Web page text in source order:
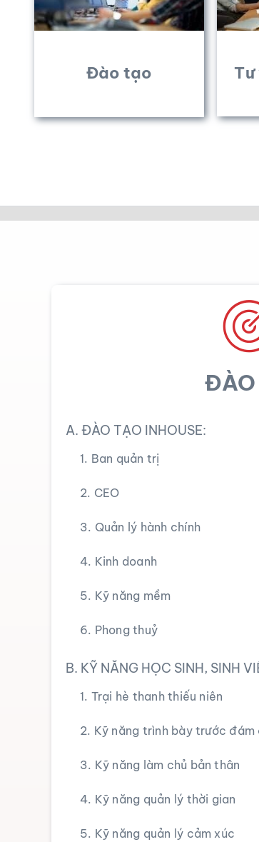
Đào tạo
ĐÀO
A. ĐÀO TẠO INHOUSE:
1. Ban quản trị
2. CEO
3. Quản lý hành chính
4. Kinh doanh
5. Kỹ năng mềm
6. Phong thuỷ
B. KỸ NĂNG HỌC SINH, SINH
1. Trại hè thanh thiếu niên
2. Kỹ năng trình bày trước đám
3. Kỹ năng làm chủ bản thân
4. Kỹ năng quản lý thời gian
5. Kỹ năng quản lý cảm xúc